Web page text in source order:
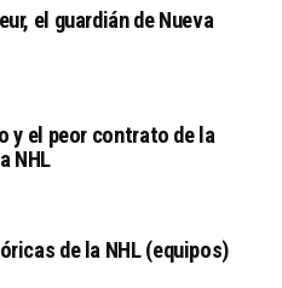
el guardián de Nueva
y el peor contrato de la
NHL
de la NHL (equipos)